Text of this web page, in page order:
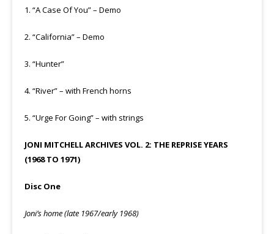
1. “A Case Of You” – Demo
2. “California” – Demo
3. “Hunter”
4. “River” – with French horns
5. “Urge For Going” – with strings
JONI MITCHELL ARCHIVES VOL. 2: THE REPRISE YEARS
(1968 TO 1971)
Disc One
Joni’s home (late 1967/early 1968)